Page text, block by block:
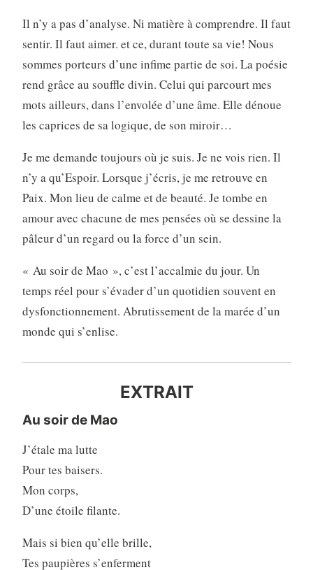
Il n’y a pas d’analyse. Ni matière à comprendre. Il faut
sentir. Il faut aimer. et ce, durant toute sa vie! Nous
sommes porteurs d’une infime partie de soi. La poésie
rend grâce au souffle divin. Celui qui parcourt mes
mots ailleurs, dans l’envolée d’une âme. Elle dénoue
les caprices de sa logique, de son miroir…
Je me demande toujours où je suis. Je ne vois rien. Il
n’y a qu’Espoir. Lorsque j’écris, je me retrouve en
Paix. Mon lieu de calme et de beauté. Je tombe en
amour avec chacune de mes pensées où se dessine la
pâleur d’un regard ou la force d’un sein.
« Au soir de Mao », c’est l’accalmie du jour. Un
temps réel pour s’évader d’un quotidien souvent en
dysfonctionnement. Abrutissement de la marée d’un
monde qui s’enlise.
EXTRAIT
Au soir de Mao
J’étale ma lutte
Pour tes baisers.
Mon corps,
D’une étoile filante.
Mais si bien qu’elle brille,
Tes paupières s’enferment